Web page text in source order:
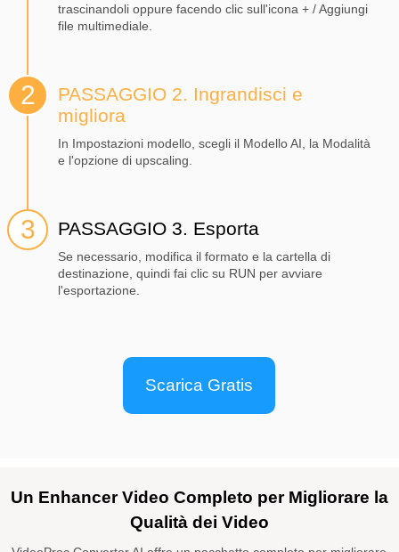
trascinandoli oppure facendo clic sull'icona + / Aggiungi
file multimediale.
PASSAGGIO 2. Ingrandisci e
migliora
In Impostazioni modello, scegli il Modello AI, la Modalità
e l'opzione di upscaling.
PASSAGGIO 3. Esporta
Se necessario, modifica il formato e la cartella di
destinazione, quindi fai clic su RUN per avviare
l'esportazione.
Scarica Gratis
Un Enhancer Video Completo per Migliorare la
Qualità dei Video